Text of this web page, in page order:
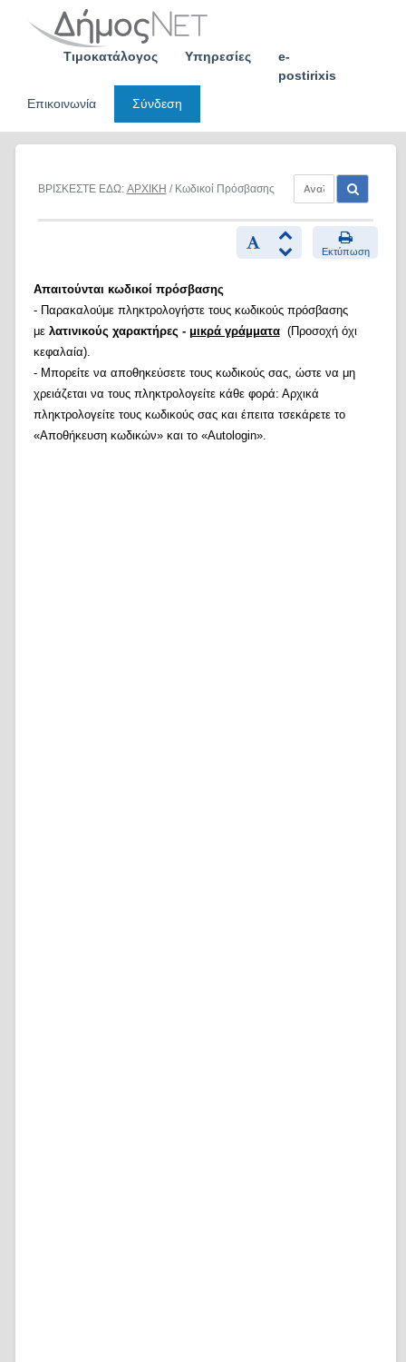
Τιμοκατάλογος Υπηρεσίες
e-
postirixis
Επικοινωνία
Σύνδεση
ΒΡΙΣΚΕΣΤΕ ΕΔΩ: ΑΡΧΙΚΗ / Κωδικοί Πρόσβασης
Εκτύπωση
Απαιτούνται κωδικοί πρόσβασης
- Παρακαλούμε πληκτρολογήστε τους κωδικούς πρόσβασης
με λατινικούς χαρακτήρες - μικρά γράμματα(Προσοχή όχι
κεφαλαία).
- Μπορείτε να αποθηκεύσετε τους κωδικούς σας, ώστε να μη
χρειάζεται να τους πληκτρολογείτε κάθε φορά: Αρχικά
πληκτρολογείτε τους κωδικούς σας και έπειτα τσεκάρετε το
«Αποθήκευση κωδικών» και το «Autologin».